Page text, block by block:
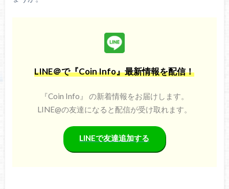
LINE＠で『Coin Info』最新情報を配信！
『Coin Info』 の新着情報をお届けします。
LINE@の友達になると配信が受け取れます。
LINEで友達追加する